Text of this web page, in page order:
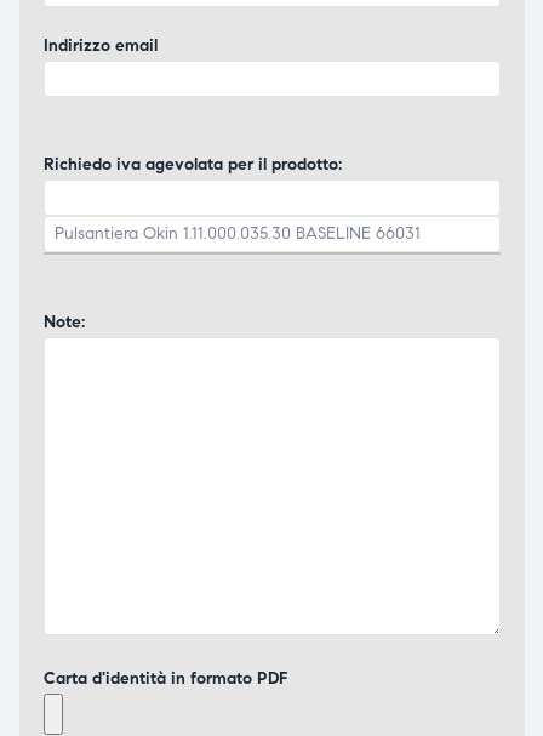
Indirizzo email
Richiedo iva agevolata per il prodotto:
Note:
Carta d'identità in formato PDF